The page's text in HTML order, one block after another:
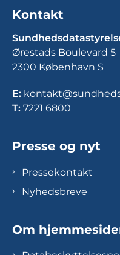
Kontakt
Ørestads Boulevard 5
2300 København S
E:
T: 7221 6800
Presse og nyt
Pressekontakt
Nyhedsbreve
Om